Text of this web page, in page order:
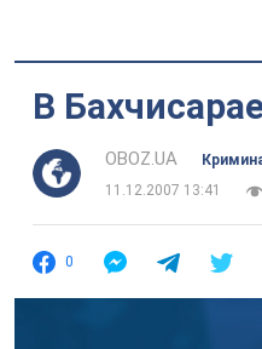
В
OBOZ.UA
11.12.2007 13:41
0